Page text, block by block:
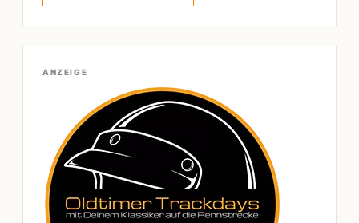
ANZEIGE